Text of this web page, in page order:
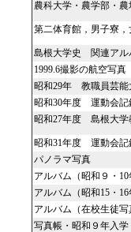
農科大学・農学部・
第二体育館，男子寮
島根大学史 関連アル
1999.6撮影の航空写真
昭和29年 教職員芸能
昭和30年度 運動会記
昭和27年度 島根大学
昭和31年度 運動会記
パノラマ写真
アルバム（昭和９・10
アルバム（昭和15・16
アルバム（在校生徒写
写真帳・昭和９年入学